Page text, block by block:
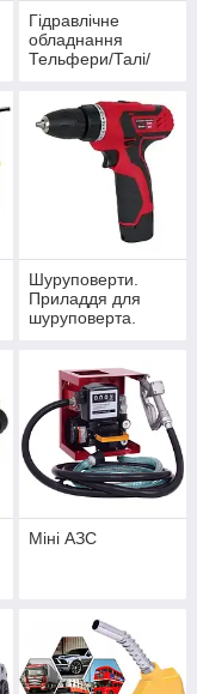
Гідравлічне
обладнання
Тельфери/Талі/
Підставки/Стенд/
Прес/Кран/
Траверс.
Шуруповерти.
Приладдя для
шуруповерта.
Міні АЗС